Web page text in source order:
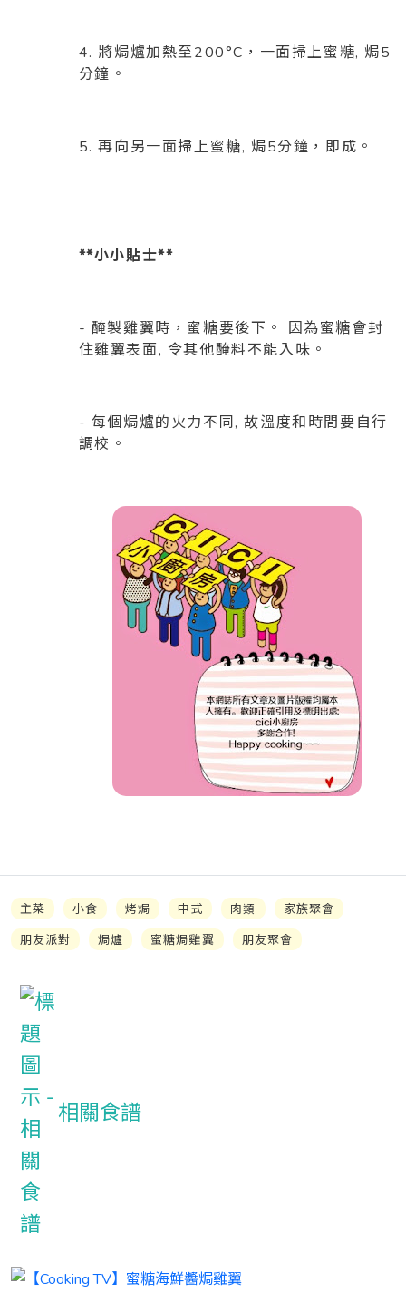
4. 將焗爐加熱至200°C，一面掃上蜜糖, 焗5
分鐘。
5. 再向另一面掃上蜜糖, 焗5分鐘，即成。
**小小貼士**
- 醃製雞翼時，蜜糖要後下。 因為蜜糖會封
住雞翼表面, 令其他醃料不能入味。
- 每個焗爐的火力不同, 故溫度和時間要自行
調校。
主菜 小食 烤焗 中式 肉類
家族聚會
朋友派對
焗爐 蜜糖焗雞翼 朋友聚會
相關食譜